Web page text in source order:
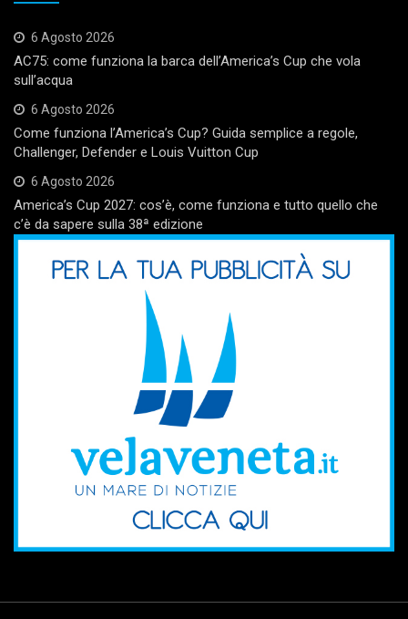
6 Agosto 2026
AC75: come funziona la barca dell’America’s Cup che vola
sull’acqua
6 Agosto 2026
Come funziona l’America’s Cup? Guida semplice a regole,
Challenger, Defender e Louis Vuitton Cup
6 Agosto 2026
America’s Cup 2027: cos’è, come funziona e tutto quello che
c’è da sapere sulla 38ª edizione